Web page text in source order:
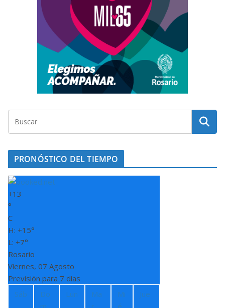
PRONÓSTICO DEL TIEMPO
+13
°
C
H: +15°
L: +7°
Rosario
Viernes, 07 Agosto
Previsión para 7 días
Sáb
Do
Lun
Ma
Mi
Jue